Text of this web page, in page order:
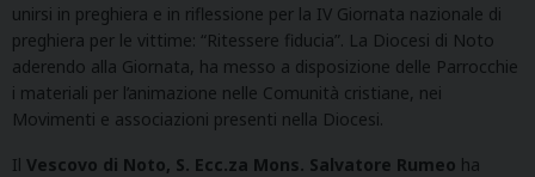
unirsi in preghiera e in riflessione per la IV Giornata nazionale di
preghiera per le vittime: “Ritessere fiducia”. La Diocesi di Noto
aderendo alla Giornata, ha messo a disposizione delle Parrocchie
i materiali per l’animazione nelle Comunità cristiane, nei
Movimenti e associazioni presenti nella Diocesi.
Il Vescovo di Noto, S. Ecc.za Mons. Salvatore Rumeo ha